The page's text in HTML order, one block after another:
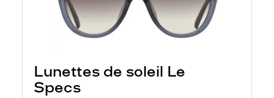
Lunettes de soleil Le
Specs